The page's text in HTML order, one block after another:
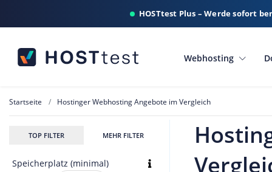
HOSTtest Plus – Werde sofort
Webhosting
Startseite Hostinger Webhosting Angebote im Vergleich
TOP FILTER MEHR FILTER
Speicherplatz (minimal)